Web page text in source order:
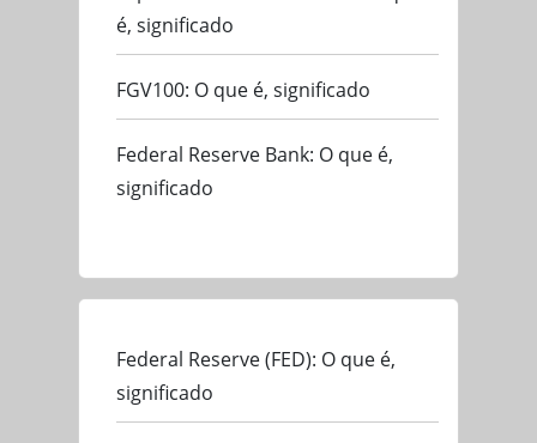
é, significado
FGV100: O que é, significado
Federal Reserve Bank: O que é,
significado
Federal Reserve (FED): O que é,
significado